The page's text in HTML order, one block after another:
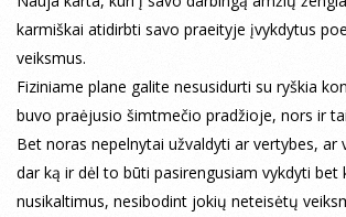
karmiškai atidirbti savo praeityje įvykdytus
veiksmus.
Fiziniame plane galite nesusidurti su ryškia
buvo praėjusio šimtmečio pradžioje, nors ir
Bet noras nepelnytai užvaldyti ar vertybes, ar
dar ką ir dėl to būti pasirengusiam vykdyti bet
nusikaltimus, nesibodint jokių neteisėtų